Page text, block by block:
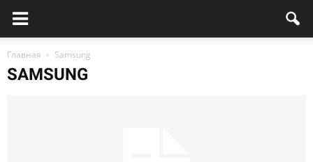
Главная Samsung
SAMSUNG